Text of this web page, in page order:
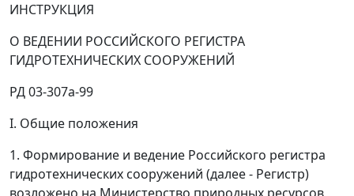
ИНСТРУКЦИЯ
О ВЕДЕНИИ РОССИЙСКОГО РЕГИСТРА
ГИДРОТЕХНИЧЕСКИХ СООРУЖЕНИЙ
РД03-307а-99
I. Общие положения
1. Формирование и ведение Российского регистра
гидротехнических сооружений (далее - Регистр)